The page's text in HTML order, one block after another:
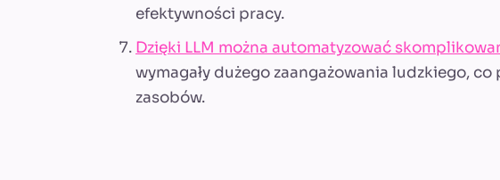
efektywności pracy.
Dzięki LLM można automatyzować
wymagały dużego zaangażowania ludzkiego,
zasobów.